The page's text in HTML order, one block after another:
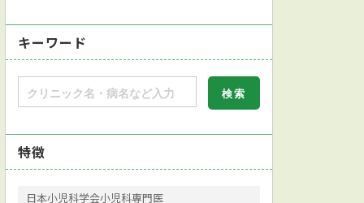
キーワード
特徴
日本小児科学会小児科専門医